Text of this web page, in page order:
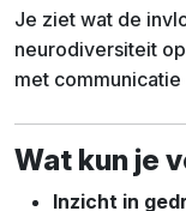
Je ziet wat de
neurodiversiteit
met
Wat kun je
Inzicht in